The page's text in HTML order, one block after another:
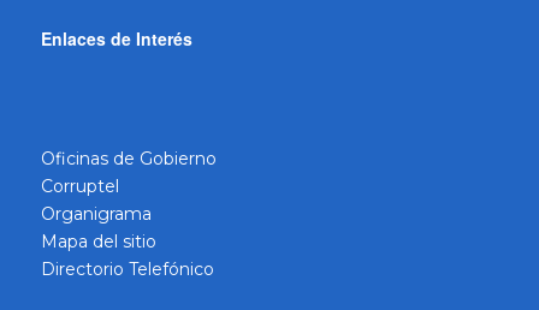
Enlaces de Interés
Oficinas de Gobierno
Corruptel
Organigrama
Mapa del sitio
Directorio Telefónico